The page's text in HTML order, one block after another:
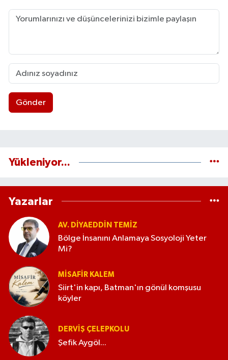
Gönder
Yükleniyor...
Yazarlar
AV. DIYAEDDIN TEMIZ
Bölge İnsanını Anlamaya Sosyoloji Yeter
Mi?
MISAFIR KALEM
Siirt'in kapı, Batman'ın gönül komşusu
köyler
DERVIŞ ÇELEPKOLU
Şefik Aygöl...